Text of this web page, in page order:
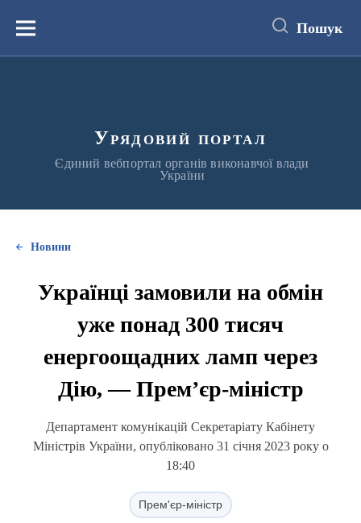
вмістуМеню Пошук
Урядовий портал
Єдиний вебпортал органів виконавчої влади
України
Новини
Українці замовили на обмін
уже понад 300 тисяч
енергоощадних ламп через
Дію, — Прем’єр-міністр
Департамент комунікацій Секретаріату Кабінету
Міністрів України, опубліковано 31 січня 2023 року о
18:40
Прем'єр-міністр